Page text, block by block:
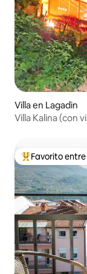
Villa en Lagadin
Villa Kalina (con
Favorito entre
Favorito